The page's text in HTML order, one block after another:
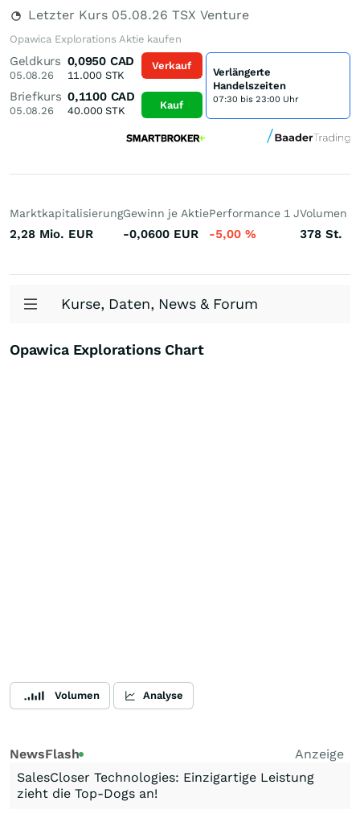
Letzter Kurs 05.08.26 TSX Venture
Opawica Explorations Aktie kaufen
Geldkurs
05.08.26
0,0950 CAD
11.000STK
Briefkurs
05.08.26
0,1100 CAD
40.000STK
Verkauf
Kauf
Verlängerte
Handelszeiten
07:30 bis 23:00 Uhr
Marktkapitalisierung
2,28 Mio. EUR
Gewinn je Aktie
-0,0600 EUR
Performance 1 J
-5,00 %
Volumen
378 St.
Kurse, Daten, News & Forum
Opawica Explorations Chart
Volumen Analyse
NewsFlash
Anzeige
SalesCloser Technologies: Einzigartige Leistung
zieht die Top-Dogs an!